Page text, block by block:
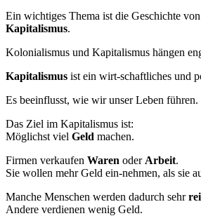
Ein wichtiges Thema ist die Geschichte von
Kapitalismus.
Kolonialismus und Kapitalismus hängen
Kapitalismus ist ein wirt-schaftliches und
Es beeinflusst, wie wir unser Leben führen.
Das Ziel im Kapitalismus ist:
Möglichst viel Geld machen.
Firmen verkaufen Waren oder Arbeit.
Sie wollen mehr Geld ein-nehmen, als sie
Manche Menschen werden dadurch sehr
Andere verdienen wenig Geld.